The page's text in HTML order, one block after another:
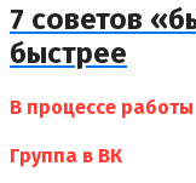
7 советов
быстрее
В процессе работы
Группа в ВК